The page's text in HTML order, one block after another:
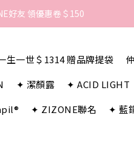
💓 註冊會員享＄100購物金！
好友 領優惠卷＄150
生一世＄1314 贈品牌提袋
✦ 潔顏露
✦ ACID LIGHT
✦ ZIZONE聯名 ✦ 藍